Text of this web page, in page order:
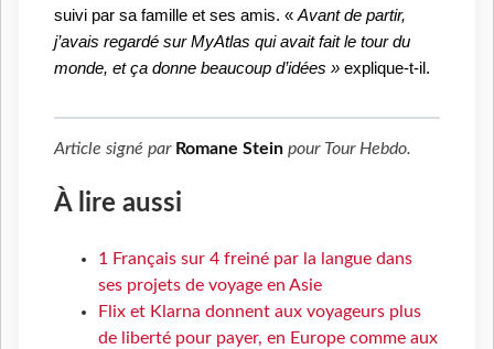
suivi par sa famille et ses amis. «Avant de partir,
j’avais regardé sur MyAtlas qui avait fait le tour du
monde, et ça donne beaucoup d’idées » explique-t-il.
Article signé par Romane Stein pour Tour Hebdo.
À lire aussi
1 Français sur 4 freiné par la langue dans
ses projets de voyage en Asie
Flix et Klarna donnent aux voyageurs plus
de liberté pour payer, en Europe comme aux